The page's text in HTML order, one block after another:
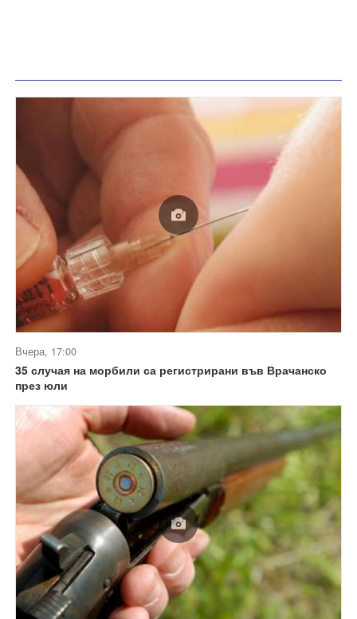
Вчера, 17:00
35 случая на морбили са регистрирани във Врачанско
през юли